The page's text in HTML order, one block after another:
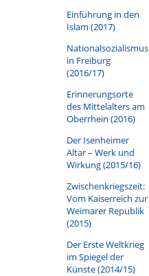
Einführung in den
Islam (2017)
Nationalsozialismus
in Freiburg
(2016/17)
Erinnerungsorte
des Mittelalters am
Oberrhein (2016)
Der Isenheimer
Altar – Werk und
Wirkung (2015/16)
Zwischenkriegszeit:
Vom Kaiserreich zur
Weimarer Republik
(2015)
Der Erste Weltkrieg
im Spiegel der
Künste (2014/15)